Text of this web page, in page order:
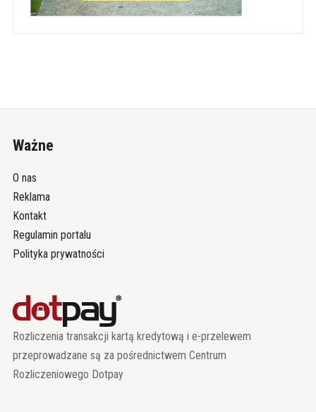
Ważne
O nas
Reklama
Kontakt
Regulamin portalu
Polityka prywatności
Rozliczenia transakcji kartą kredytową i e-przelewem
przeprowadzane są za pośrednictwem Centrum
Rozliczeniowego Dotpay